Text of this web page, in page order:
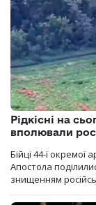
Рідкісні на
вполювали
Бійці 44-ї окремої
Апостола
знищенням